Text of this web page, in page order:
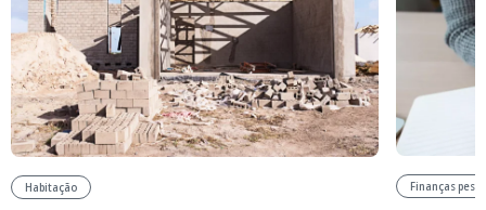
Habitação Finanças